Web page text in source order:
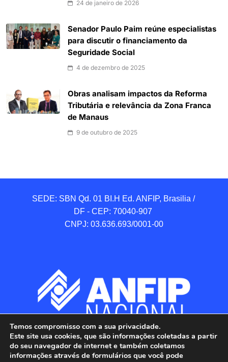
24 de janeiro de 2026
Senador Paulo Paim reúne especialistas
para discutir o financiamento da
Seguridade Social
4 de dezembro de 2025
Obras analisam impactos da Reforma
Tributária e relevância da Zona Franca
de Manaus
9 de outubro de 2025
SEDE: SBN Qd. 01 BI.H Ed. ANFIP, Brasilia /
DF - CEP: 70040-907
CNPJ: 03.636.693/0001-00
Temos compromisso com a sua privacidade.
Este site usa cookies, que são informações coletadas a partir
do seu navegador de internet e também coletamos
informações através de formulários que você pode